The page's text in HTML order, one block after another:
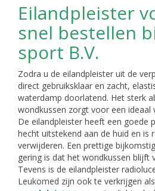
Eilandpleister
snel bestellen
sport B.V.
Zodra u de eilandpleister uit de
direct gebruiksklaar en zacht,
waterdamp doorlatend. Het sterk
wondkussen zorgt voor een ideaal
De eilandpleister heeft een goede
hecht uitstekend aan de huid en is
verwijderen. Een prettige
gering is dat het wondkussen blijft
Tevens is de eilandpleister
Leukomed zijn ook te verkrijgen